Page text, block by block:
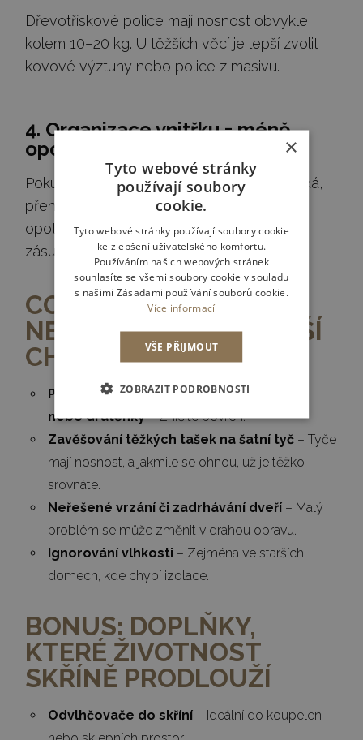
Dřevotřískové police mají nosnost obvykle
kolem 10–20 kg. U těžších věcí je lepší zvolit
kovové výztuhy nebo police z masivu.
4. Organizace vnitřku = méně
opotřebení
Pokud máte ve skříni chaos, častěji se hledá,
přehrabuje, manipuluje. A to všechno
opotřebovává vnitřní vybavení – výsuvy,
zásuvky i šatní tyče.
CO ROZHODNĚ
NEDĚLAT: NEJČASTĚJŠÍ
CHYBY UŽIVATELŮ
Používání čistících prostředků s pískem
nebo drátěnky– Zničíte povrch.
Zavěšování těžkých tašek na šatní tyč – Tyče
mají nosnost, a jakmile se ohnou, už je těžko
srovnáte.
Neřešené vrzání či zadrhávání dveří – Malý
problém se může změnit v drahou opravu.
Ignorování vlhkosti – Zejména ve starších
domech, kde chybí izolace.
BONUS: DOPLŇKY,
KTERÉ ŽIVOTNOST
SKŘÍNĚ PRODLOUŽÍ
Odvlhčovače do skříní – Ideální do koupelen
×
Tyto webové stránky
používají soubory
cookie.
Tyto webové stránky používají soubory cookie
ke zlepšení uživatelského komfortu.
Používáním našich webových stránek
souhlasíte se všemi soubory cookie v souladu
s našimi Zásadami používání souborů cookie.
Více informací
VŠE PŘIJMOUT
ZOBRAZIT PODROBNOSTI